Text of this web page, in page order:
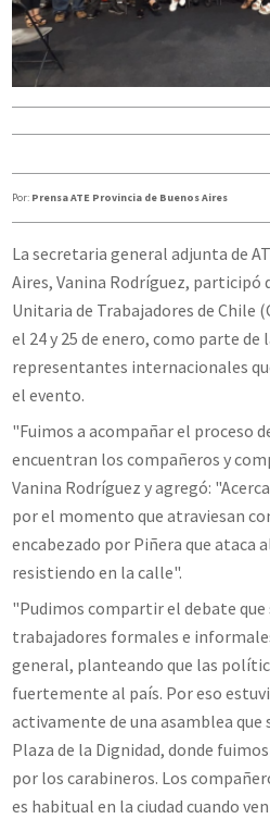
Por: Prensa ATE Provincia de Buenos Aires
La secretaria general adjunta de
Aires, Vanina Rodríguez, participó
Unitaria de Trabajadores de Chile
el 24 y 25 de enero, como parte de
representantes internacionales
el evento.
"Fuimos a acompañar el proceso
encuentran los compañeros y
Vanina Rodríguez y agregó:
por el momento que atraviesan
encabezado por Piñera que ataca
resistiendo en la calle".
"Pudimos compartir el debate que
trabajadores formales e
general, planteando que las
fuertemente al país. Por eso
activamente de una asamblea que
Plaza de la Dignidad, donde
por los carabineros. Los
es habitual en la ciudad cuando